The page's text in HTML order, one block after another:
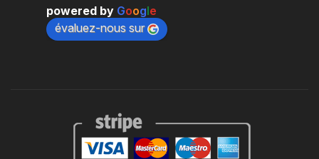
powered by Google
évaluez-nous sur